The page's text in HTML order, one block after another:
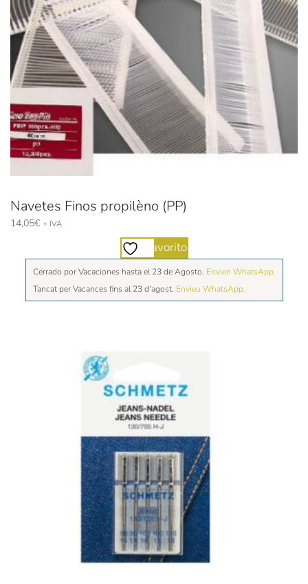
Navetes Finos propilèno (PP)
14,05€ + IVA
Favorito
Cerrado por Vacaciones hasta el 23 de Agosto. Envien WhatsApp.
Tancat per Vacances fins al 23 d'agost. Envieu WhatsApp.